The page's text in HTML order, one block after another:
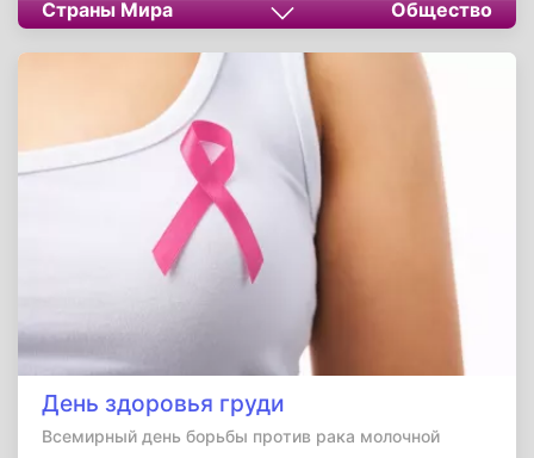
Со стен современных кафе и ресторанов
строгие плакаты на нас не смотрят, зато
призыв «мыть руки» звучит сегодня в более
глобальном масштабе.
Страны Мира Общество
День здоровья груди
Всемирный день борьбы против рака молочной